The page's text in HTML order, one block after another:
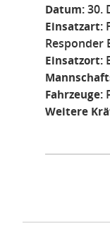
Datum:30.
Einsatzart:
Responder
Einsatzort:
Fahrzeuge:
Weitere